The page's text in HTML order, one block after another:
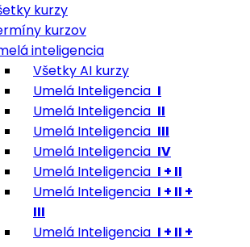
kurzy
kurzov
inteligencia
Všetky AI kurzy
Umelá Inteligencia I
Umelá Inteligencia II
Umelá Inteligencia III
Umelá Inteligencia IV
Umelá Inteligencia I + II
Umelá Inteligencia I + II +
III
Umelá Inteligencia I + II +